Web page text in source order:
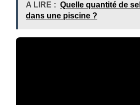
A LIRE : Quelle quantité de
dans une piscine ?